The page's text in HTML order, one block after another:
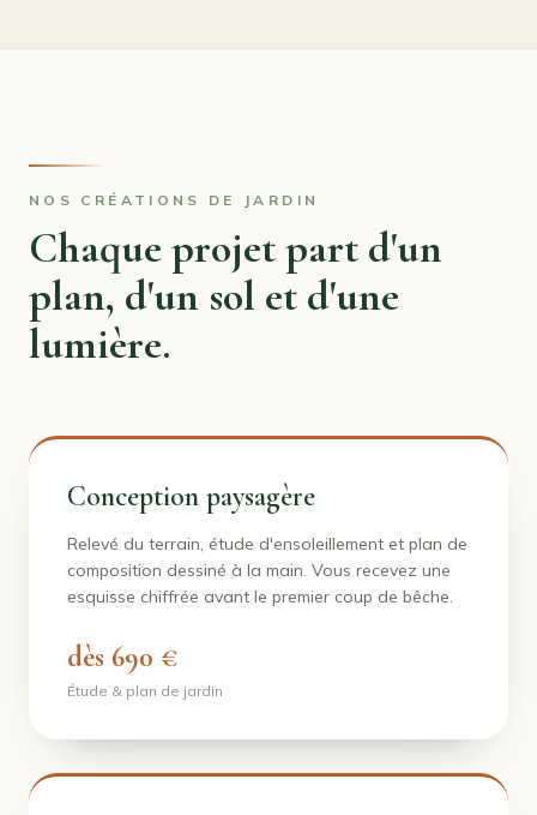
NOS CRÉATIONS DE JARDIN
Chaque projet part d'un
plan, d'un sol et d'une
lumière.
Conception paysagère
Relevé du terrain, étude d'ensoleillement et plan de
composition dessiné à la main. Vous recevez une
esquisse chiffrée avant le premier coup de bêche.
dès 690 €
Étude & plan de jardin